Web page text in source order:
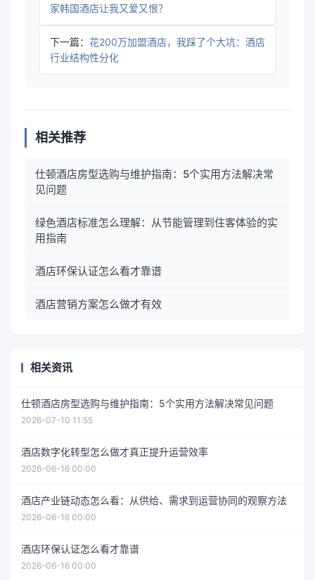
家韩国酒店让我又爱又恨？
下一篇： 花200万加盟酒店，我踩了个大坑：酒店
行业结构性分化
相关推荐
仕顿酒店房型选购与维护指南：5个实用方法解决常
见问题
绿色酒店标准怎么理解：从节能管理到住客体验的实
用指南
酒店环保认证怎么看才靠谱
酒店营销方案怎么做才有效
相关资讯
仕顿酒店房型选购与维护指南：5个实用方法解决常见问题
2026-07-10 11:55
酒店数字化转型怎么做才真正提升运营效率
2026-06-16 00:00
酒店产业链动态怎么看：从供给、需求到运营协同的观察方法
2026-06-16 00:00
酒店环保认证怎么看才靠谱
2026-06-16 00:00